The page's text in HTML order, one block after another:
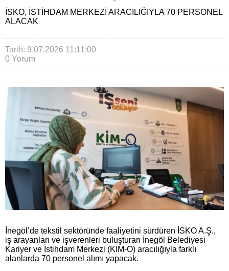
İSKO, İSTIHDAM MERKEZI ARACILIĞIYLA 70 PERSONEL
ALACAK
Tarih: 9.07.2026 11:11:00
0 Yorum
İnegöl’de tekstil sektöründe faaliyetini sürdüren İSKO A.Ş.,
iş arayanları ve işverenleri buluşturan İnegöl Belediyesi
Kariyer ve İstihdam Merkezi (KİM-O) aracılığıyla farklı
alanlarda 70 personel alımı yapacak.